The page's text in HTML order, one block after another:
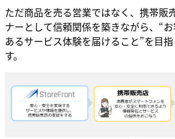
ただ商品を売る営業ではなく、携帯販
ナーとして信頼関係を築きながら、“
あるサービス体験を届けること”を目
す。